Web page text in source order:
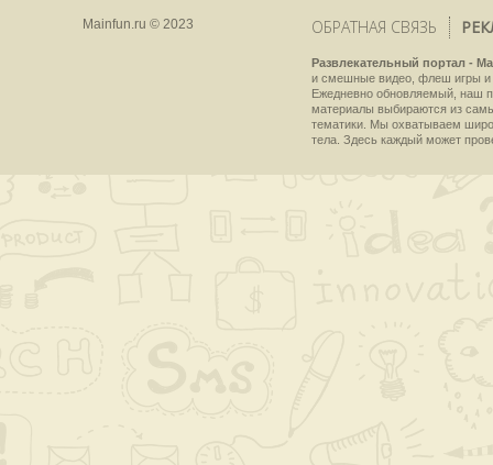
Mainfun.ru © 2023 ОБРАТНАЯ СВЯЗЬ
Развлекательный портал -
и смешные видео, флеш игры и
Ежедневно обновляемый, наш
материалы выбираются из
тематики. Мы охватываем
тела. Здесь каждый может